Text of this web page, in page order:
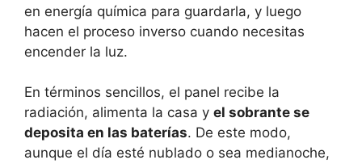
en energía química para guardarla, y luego
hacen el proceso inverso cuando necesitas
encender la luz.
En términos sencillos, el panel recibe la
radiación, alimenta la casa y el sobrante se
deposita en las baterías. De este modo,
aunque el día esté nublado o sea medianoche,